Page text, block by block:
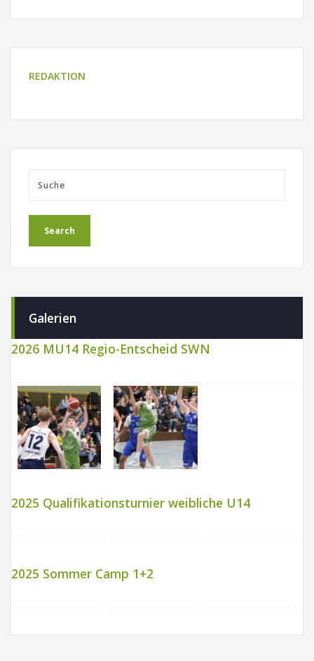
REDAKTION
Galerien
2026 MU14 Regio-Entscheid SWN
2025 Qualifikationsturnier weibliche U14
2025 Sommer Camp 1+2